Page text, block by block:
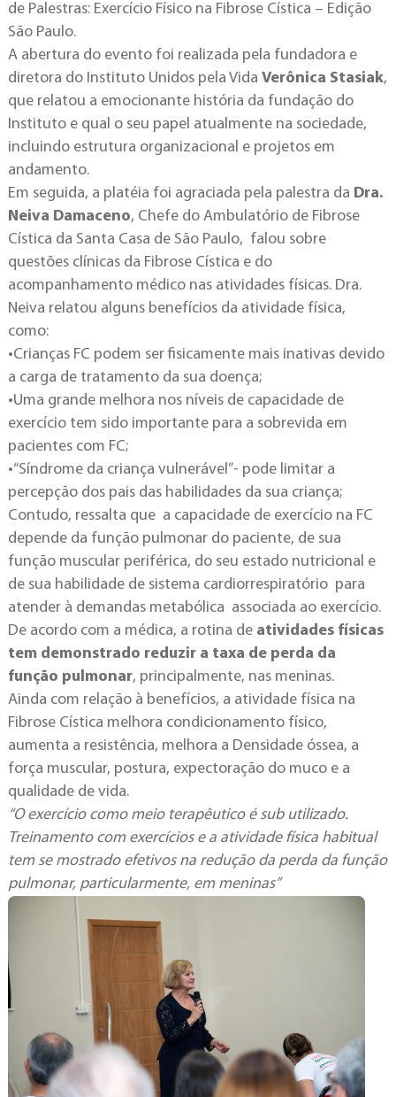
de Palestras: Exercício Físico na Fibrose Cística – Edição
São Paulo.
A abertura do evento foi realizada pela fundadora e
diretora do Instituto Unidos pela Vida Verônica Stasiak,
que relatou a emocionante história da fundação do
Instituto e qual o seu papel atualmente na sociedade,
incluindo estrutura organizacional e projetos em
andamento.
Em seguida, a platéia foi agraciada pela palestra da Dra.
Neiva Damaceno, Chefe do Ambulatório de Fibrose
Cística da Santa Casa de São Paulo, falou sobre
questões clínicas da Fibrose Cística e do
acompanhamento médico nas atividades físicas. Dra.
Neiva relatou alguns benefícios da atividade física,
como:
•Crianças FC podem ser fisicamente mais inativas devido
a carga de tratamento da sua doença;
•Uma grande melhora nos níveis de capacidade de
exercício tem sido importante para a sobrevida em
pacientes com FC;
•“Síndrome da criança vulnerável”- pode limitar a
percepção dos pais das habilidades da sua criança;
Contudo, ressalta que a capacidade de exercício na FC
depende da função pulmonar do paciente, de sua
função muscular periférica, do seu estado nutricional e
de sua habilidade de sistema cardiorrespiratório para
atender à demandas metabólica associada ao exercício.
De acordo com a médica, a rotina de atividades físicas
tem demonstrado reduzir a taxa de perda da
função pulmonar, principalmente, nas meninas.
Ainda com relação à benefícios, a atividade física na
Fibrose Cística melhora condicionamento físico,
aumenta a resistência, melhora a Densidade óssea, a
força muscular, postura, expectoração do muco e a
qualidade de vida.
“O exercício como meio terapêutico é sub utilizado.
Treinamento com exercícios e a atividade física habitual
tem se mostrado efetivos na redução da perda da função
pulmonar, particularmente, em meninas”